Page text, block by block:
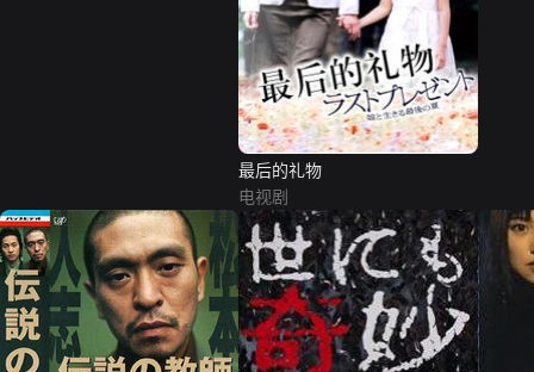
最后的礼物
电视剧